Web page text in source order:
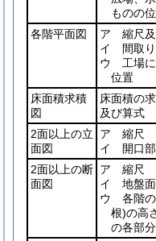
ものの
各階平面図
ア 縮尺及
イ 間取り
ウ 工場に
位置
床面積求積
図
床面積の
及び算式
2面以上の立
面図
ア 縮尺
イ 開口部
2面以上の断
面図
ア 縮尺
イ 地盤面
ウ 各階の
根)の高
の各部